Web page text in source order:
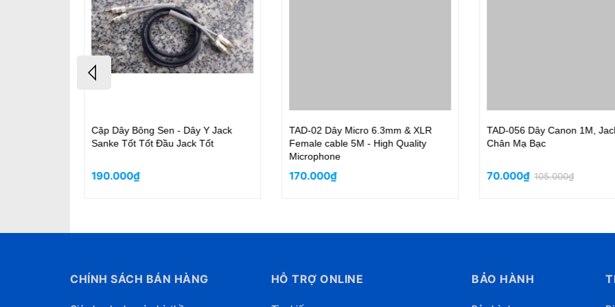
TAD-02 Dây Micro 6.3mm & XLR
Female cable 5M - High Quality
170.000₫
TAD-056 Dây Canon 1M, Jack Lidge
Chân Mạ Bạc
70.000₫105.000₫
MS06 - Bó 6M Dây Loa 1.5x2
100% Dàn Hifi & Karaoke
126.000₫
CHÍNH SÁCH BÁN HÀNG HỖ TRỢ ONLINE BẢO HÀNH